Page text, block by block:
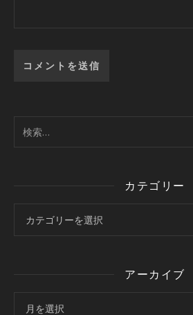
カテゴリー
アーカイブ